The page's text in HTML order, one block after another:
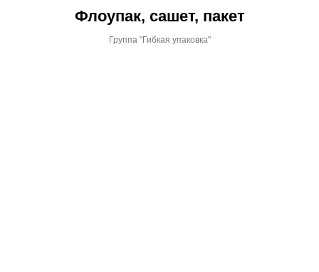
Флоупак, сашет, пакет
Группа "Гибкая упаковка"